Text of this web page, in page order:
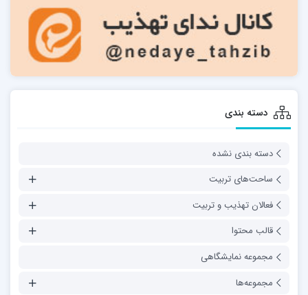
دسته بندی
دسته بندی نشده
ساحت‌های تربیت
فعالان تهذیب و تربیت
قالب محتوا
مجموعه نمایشگاهی
مجموعه‌ها